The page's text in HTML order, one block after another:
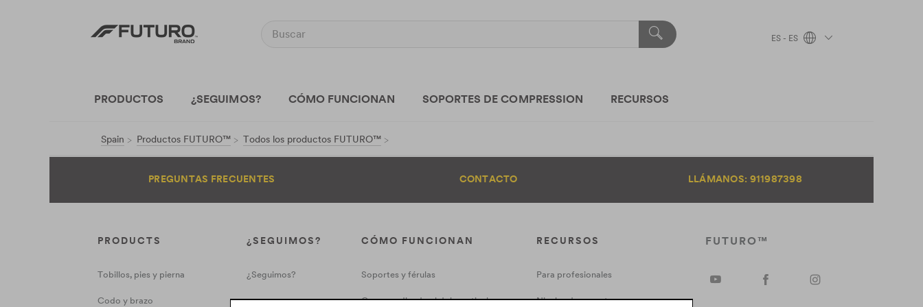
ES - ES
PRODUCTOS ¿SEGUIMOS? CÓMO FUNCIONAN SOPORTES DE COMPRESSION RECURSOS
Spain Productos FUTURO™ Todos los productos FUTURO™
PREGUNTAS FRECUENTES CONTACTO LLÁMANOS: 911987398
PRODUCTS
Tobillos, pies y pierna
Codo y brazo
¿SEGUIMOS?
¿Seguimos?
CÓMO FUNCIONAN
Soportes y férulas
Comprendiendo el dolor articular
RECURSOS
Para profesionales
Niveles de soporte
FUTURO™